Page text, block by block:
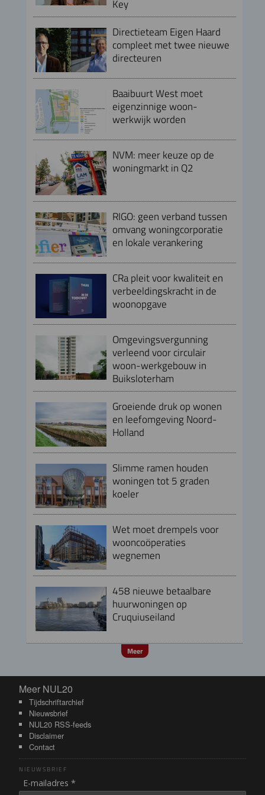
Key
Directieteam Eigen Haard
compleet met twee nieuwe
directeuren
Baaibuurt West moet
eigenzinnige woon-
werkwijk worden
NVM: meer keuze op de
woningmarkt in Q2
RIGO: geen verband tussen
omvang woningcorporatie
en lokale verankering
CRa pleit voor kwaliteit en
verbeeldingskracht in de
woonopgave
Omgevingsvergunning
verleend voor circulair
woon-werkgebouw in
Buiksloterham
Groeiende druk op wonen
en leefomgeving Noord-
Holland
Slimme ramen houden
woningen tot 5 graden
koeler
Wet moet drempels voor
wooncoöperaties
wegnemen
458 nieuwe betaalbare
huurwoningen op
Cruquiuseiland
Meer
Meer NUL20
Meer NUL20
Tijdschriftarchief
Nieuwsbrief
NUL20 RSS-feeds
Disclaimer
Contact
NIEUWSBRIEF
E-mailadres *